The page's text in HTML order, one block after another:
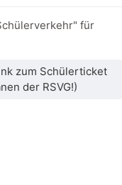
für
zum Schülerticket
der RSVG!)